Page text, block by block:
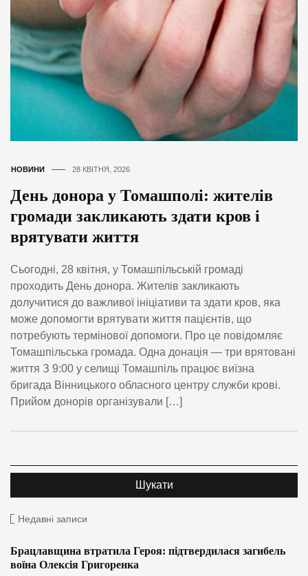
НОВИНИ 28 КВІТНЯ, 2026
День донора у Томашполі: жителів
громади закликають здати кров і
врятувати життя
Сьогодні, 28 квітня, у Томашпільській громаді
проходить День донора. Жителів закликають
долучитися до важливої ініціативи та здати кров, яка
може допомогти врятувати життя пацієнтів, що
потребують термінової допомоги. Про це повідомляє
Томашпільська громада. Одна донація — три врятовані
життя З 9:00 у селищі Томашпіль працює виїзна
бригада Вінницького обласного центру служби крові.
Прийом донорів організували […]
Недавні записи
Брацлавщина втратила Героя: підтвердилася загибель
воїна Олексія Григоренка